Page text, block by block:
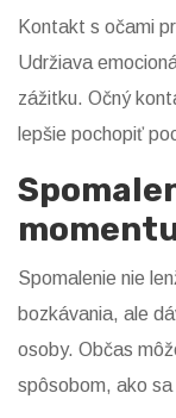
Kontakt s očami
Udržiava
zážitku. Očný
lepšie pochopiť
Spomalenie nie
bozkávania, ale
osoby. Občas
spôsobom, ako